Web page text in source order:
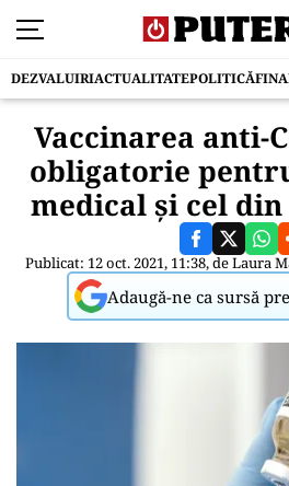
DEZVALUIRIACTUALITATEPOLITICĂ
Vaccinarea anti-
obligatorie
medical şi cel
Publicat: 12 oct. 2021, 11:38, deLaura
Adaugă-ne ca sursă